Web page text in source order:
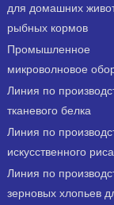
для домашних
рыбных кормов
Промышленное
микроволновое
Линия по
тканевого белка
Линия по
искусственного риса
Линия по
зерновых хлопьев